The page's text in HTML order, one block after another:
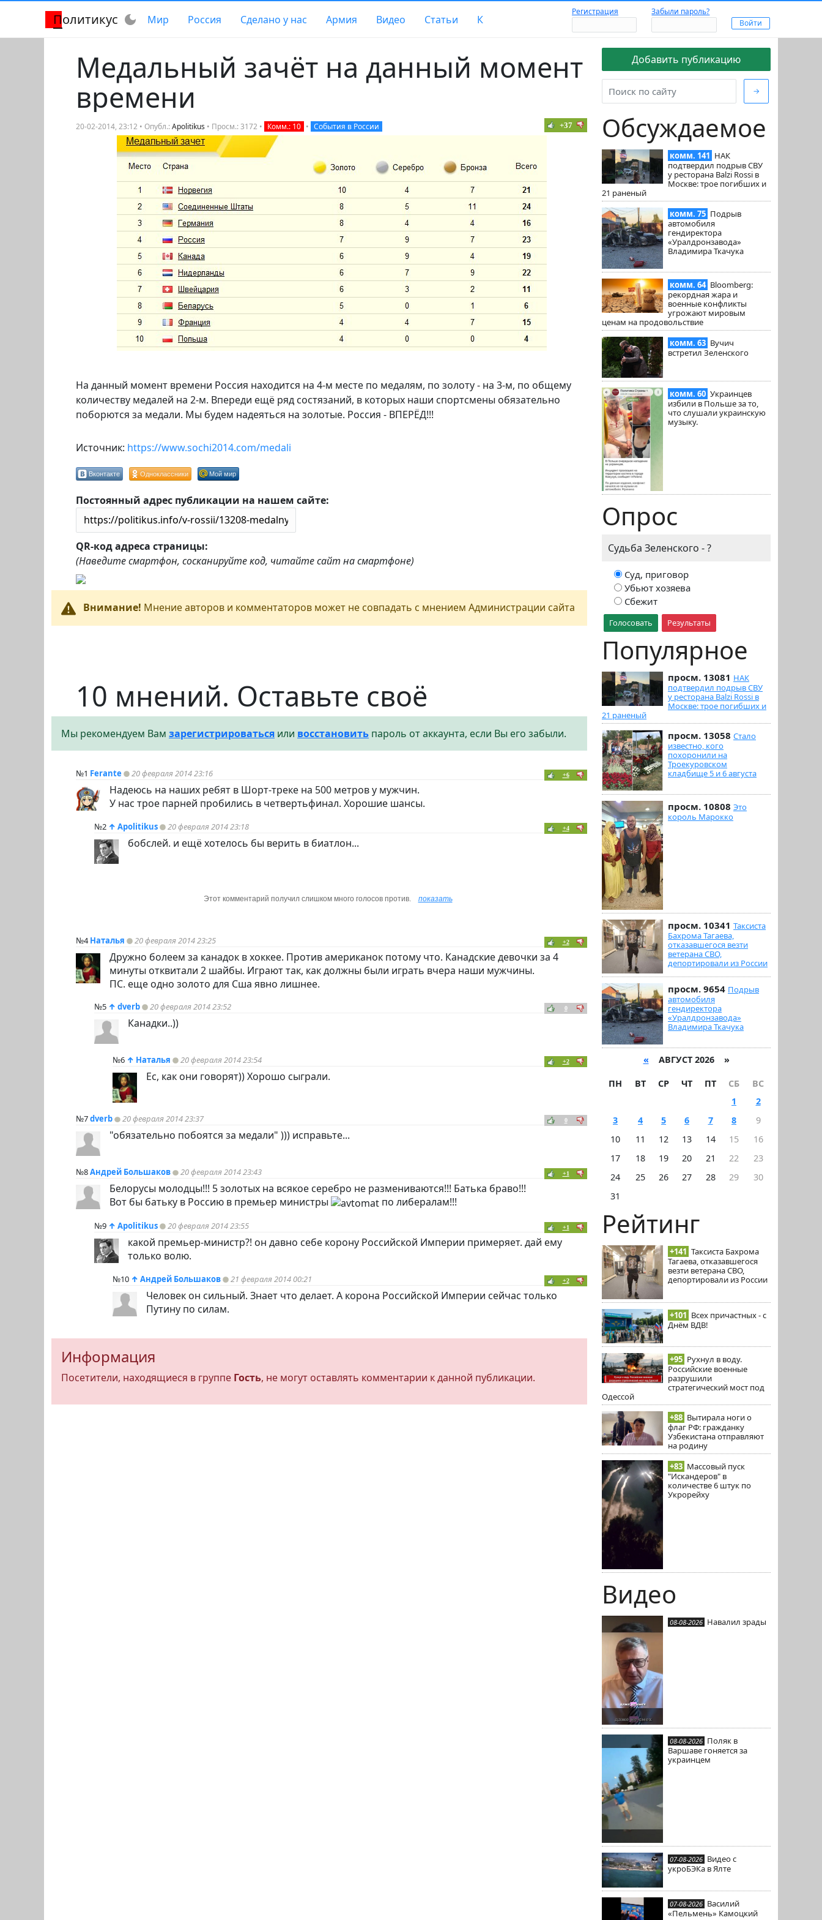
Политикус dark_mode Мир Россия Сделано у нас Армия Видео Статьи К
Регистрация Забыли пароль?
Добавить публикацию
→
Обсуждаемое
комм. 141 НАК
подтвердил подрыв СВУ
у ресторана Balzi Rossi в
Москве: трое погибших и
21 раненый
комм. 75 Подрыв
автомобиля
гендиректора
«Уралдронзавода»
Владимира Ткачука
комм. 64 Bloomberg:
рекордная жара и
военные конфликты
угрожают мировым
ценам на продовольствие
комм. 63 Вучич
встретил Зеленского
комм. 60 Украинцев
избили в Польше за то,
что слушали украинскую
музыку.
Опрос
Судьба Зеленского - ?
Суд, приговор
Убьют хозяева
Сбежит
Голосовать Результаты
Популярное
просм. 13081 НАК
подтвердил подрыв СВУ
у ресторана Balzi Rossi в
Москве: трое погибших и
21 раненый
просм. 13058 Стало
известно, кого
похоронили на
Троекуровском
кладбище 5 и 6 августа
просм. 10808 Это
король Марокко
просм. 10341 Таксиста
Бахрома Тагаева,
отказавшегося везти
ветерана СВО,
депортировали из России
просм. 9654 Подрыв
автомобиля
гендиректора
«Уралдронзавода»
Владимира Ткачука
« АВГУСТ 2026 »
ПН ВТ СР ЧТ ПТ СБ
ВС
1
2
3
4 5 6 7 8
9
10
11 12 13 14 15
16
17
18 19 20 21 22
23
24
25 26 27 28 29
30
31
Рейтинг
+141 Таксиста Бахрома
Тагаева, отказавшегося
везти ветерана СВО,
депортировали из России
+101 Всех причастных - с
Днём ВДВ!
+95 Рухнул в воду.
Российские военные
разрушили
стратегический мост под
Одессой
+88 Вытирала ноги о
флаг РФ: гражданку
Узбекистана отправляют
на родину
+83 Массовый пуск
"Искандеров" в
количестве 6 штук по
Укрорейху
Видео
08-08-2026 Навалил зрады
08-08-2026 Поляк в
Варшаве гоняется за
украинцем
07-08-2026 Видео с
укроБЭКа в Ялте
07-08-2026 Василий
«Пельмень» Камоцкий
Медальный зачёт на данный момент
времени
20-02-2014, 23:12 • Опубл.:Apolitikus • Просм.: 3172 • Комм.: 10 • События в России +37
На данный момент времени Россия находится на 4-м месте по медалям, по золоту - на 3-м, по общему
количеству медалей на 2-м. Впереди ещё ряд состязаний, в которых наши спортсмены обязательно
поборются за медали. Мы будем надеяться на золотые. Россия - ВПЕРЁД!!!
Источник: https://www.sochi2014.com/medali
Вконтакте Одноклассники Мой мир
Постоянный адрес публикации на нашем сайте:
QR-код адреса страницы:
(Наведите смартфон, сосканируйте код, читайте сайт на смартфоне)
Внимание! Мнение авторов и комментаторов может не совпадать с мнением Администрации сайта
10 мнений. Оставьте своё
Мы рекомендуем Вам зарегистрироваться или восстановить пароль от аккаунта, если Вы его забыли.
№1 Ferante 20 февраля 2014 23:16 +6
Надеюсь на наших ребят в Шорт-треке на 500 метров у мужчин.
У нас трое парней пробились в четвертьфинал. Хорошие шансы.
№2 ↑ Apolitikus 20 февраля 2014 23:18 +4
бобслей. и ещё хотелось бы верить в биатлон...
Этот комментарий получил слишком много голосов против. показать
№4Наталья 20 февраля 2014 23:25 +2
Дружно болеем за канадок в хоккее. Против американок потому что. Канадские девочки за 4
минуты отквитали 2 шайбы. Играют так, как должны были играть вчера наши мужчины.
ПС. еще одно золото для Сша явно лишнее.
№5 ↑ dverb 20 февраля 2014 23:52 0
Канадки..))
№6 ↑ Наталья 20 февраля 2014 23:54 +2
Ес, как они говорят)) Хорошо сыграли.
№7dverb 20 февраля 2014 23:37 0
"обязательно побоятся за медали" ))) исправьте...
№8Андрей Большаков 20 февраля 2014 23:43 +1
Белорусы молодцы!!! 5 золотых на всякое серебро не размениваются!!! Батька браво!!!
Вот бы батьку в Россию в премьер министры
по либералам!!!
№9 ↑ Apolitikus 20 февраля 2014 23:55 +1
какой премьер-министр?! он давно себе корону Российской Империи примеряет. дай ему
только волю.
№10 ↑ Андрей Большаков 21 февраля 2014 00:21 +2
Человек он сильный. Знает что делает. А корона Российской Империи сейчас только
Путину по силам.
Информация
Посетители, находящиеся в группе Гость, не могут оставлять комментарии к данной публикации.